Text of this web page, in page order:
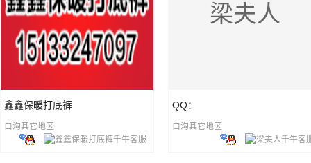
鑫鑫保暖打底裤
白沟其它地区
梁夫人
QQ：
白沟其它地区